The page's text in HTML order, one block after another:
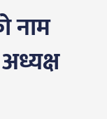
नाम